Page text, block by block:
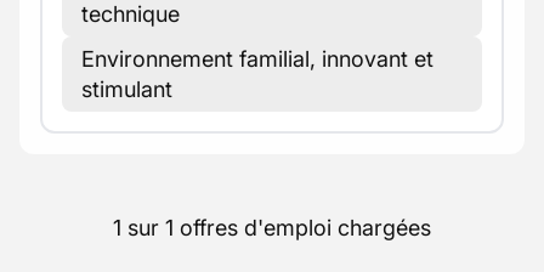
technique
Environnement familial, innovant et
stimulant
1 sur 1 offres d'emploi chargées